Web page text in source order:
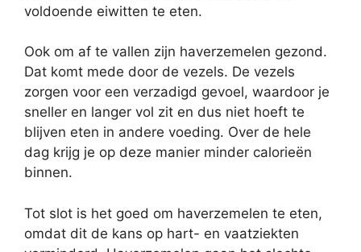
voldoende eiwitten te eten.
Ook om af te vallen zijn haverzemelen gezond.
Dat komt mede door de vezels. De vezels
zorgen voor een verzadigd gevoel, waardoor je
sneller en langer vol zit en dus niet hoeft te
blijven eten in andere voeding. Over de hele
dag krijg je op deze manier minder calorieën
binnen.
Tot slot is het goed om haverzemelen te eten,
omdat dit de kans op hart- en vaatziekten